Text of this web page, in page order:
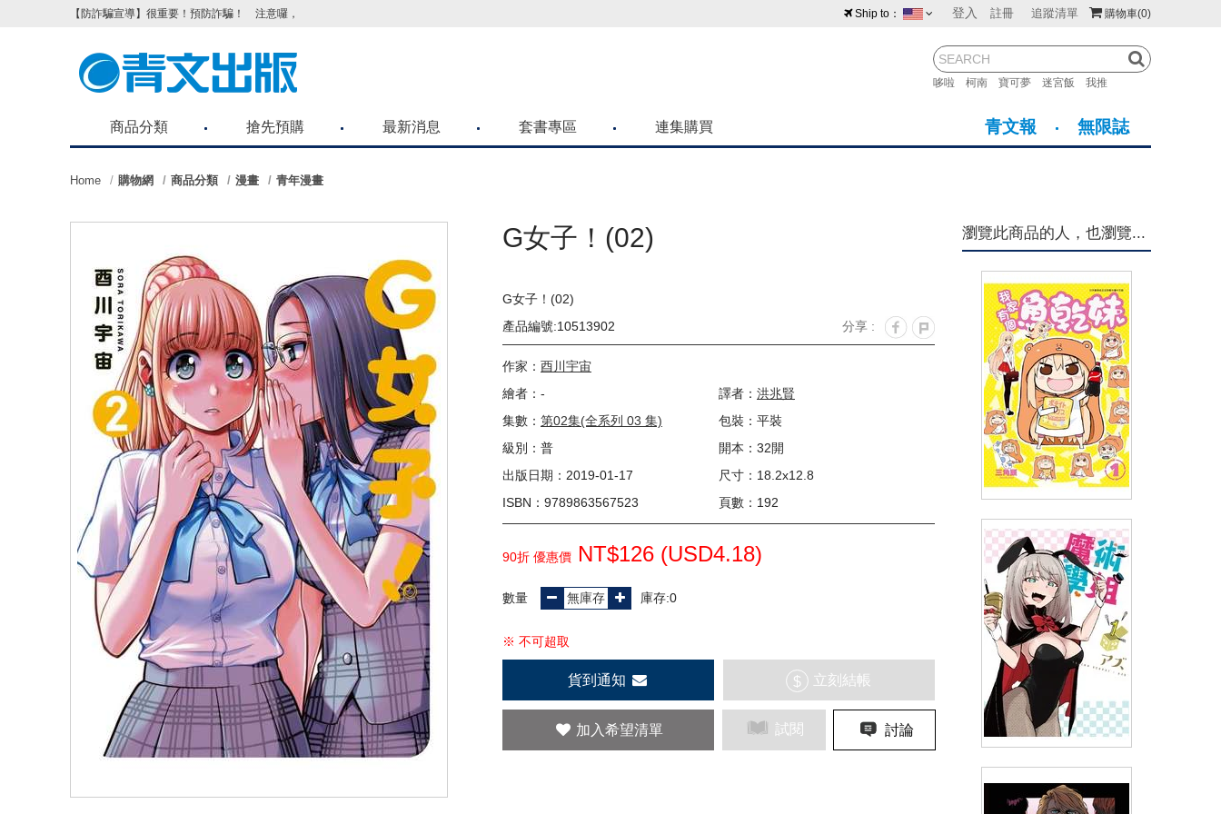
購物車(0)
登入 註冊 追蹤清單
哆啦 柯南 寶可夢 迷宮飯 我推
Ship to：
紐西蘭 馬來西亞
菲律賓
【防詐騙宣導】很重要！預防詐騙！ 注意囉，不要被騙了！請各位喜歡青文購物網的朋友們，提高警覺！
商品分類 搶先預購 最新消息 套書專區 連集購買 青文報 無限誌
Home 購物網 商品分類 漫畫 青年漫畫
G女子！(02)
G女子！(02)
產品編號:10513902
分享 :
作家： 酉川宇宙
繪者：-
譯者： 洪兆賢
集數： 第02集(全系列 03 集)
包裝：平裝
級別：普
開本：32開
出版日期：2019-01-17
尺寸：18.2x12.8
ISBN：9789863567523
頁數：192
90折 優惠價 NT$126 (USD4.18)
數量 庫存:0
※ 不可超取
貨到通知 $ 立刻結帳
加入希望清單 試閱 討論
瀏覽此商品的人，也瀏覽...
我家有個魚乾妹(01)
NT$140 90折 NT$126 (USD4.18)